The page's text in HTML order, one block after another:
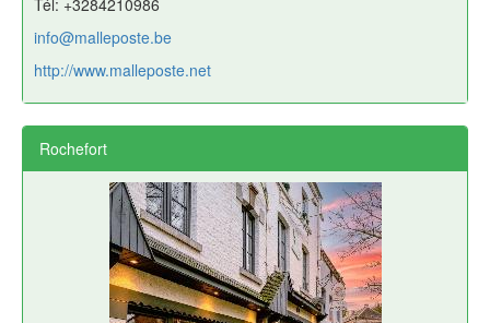
info@malleposte.be
http://www.malleposte.net
Rochefort